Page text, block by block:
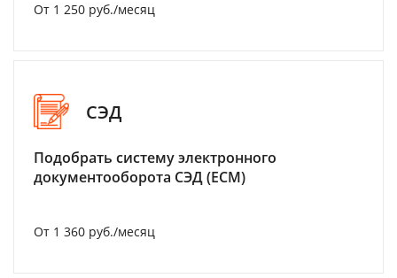
От 1 250 руб./месяц
СЭД
Подобрать систему электронного
документооборота СЭД (ECM)
От 1 360 руб./месяц